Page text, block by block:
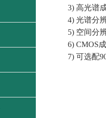
3) 高光谱
4) 光谱分
5) 空间分
6) CMOS
7) 可选配